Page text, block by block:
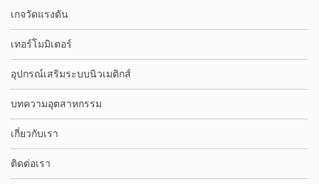
เกจวัดแรงดัน
เทอร์โมมิเตอร์
อุปกรณ์เสริมระบบนิวเมติกส์
บทความอุตสาหกรรม
เกี่ยวกับเรา
ติดต่อเรา